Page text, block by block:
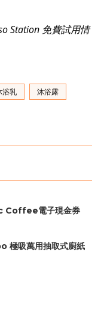
Station 免費試用情
浴乳 沐浴露
Coffee電子現金券
極吸萬用抽取式廚紙